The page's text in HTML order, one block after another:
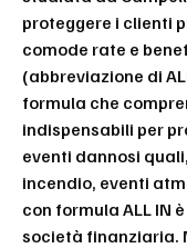
proteggere i clienti
comode rate e
(abbreviazione di
formula che
indispensabili per
eventi dannosi
incendio, eventi
con formula ALL IN
società finanziaria.